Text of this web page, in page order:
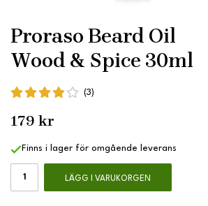
Proraso Beard Oil
Wood & Spice 30ml
(3)
179 kr
Finns i lager för omgående leverans
LÄGG I VARUKORGEN